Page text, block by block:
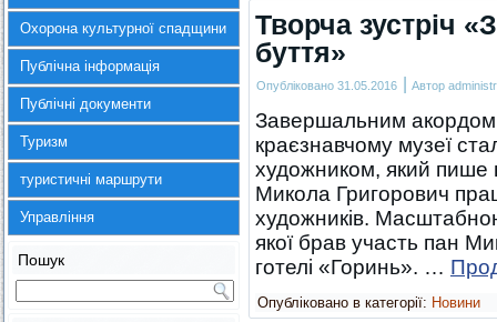
Охорона культурної спадщини
Публічна інформація
Публічні документи
Туризм
туристичні маршрути
Управління
Пошук
Творча зустріч
буття»
Опубліковано 31.05.2016 | Автор
Завершальним акордом
краєзнавчому музеї
художником, який пише
Микола Григорович
художників.
якої брав участь пан
готелі «Горинь». …
Опубліковано в категорії: Новини